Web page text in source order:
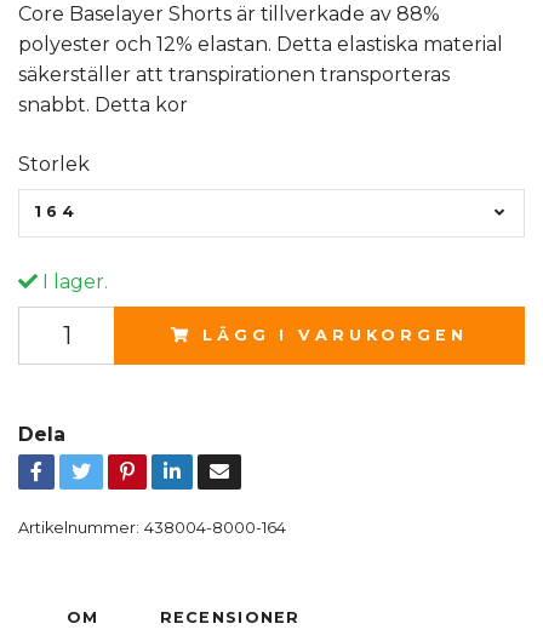
Core Baselayer Shorts är tillverkade av 88%
polyester och 12% elastan. Detta elastiska material
säkerställer att transpirationen transporteras
snabbt. Detta kor
Storlek
164
I lager.
LÄGG I VARUKORGEN
Dela
Artikelnummer: 438004-8000-164
OM RECENSIONER